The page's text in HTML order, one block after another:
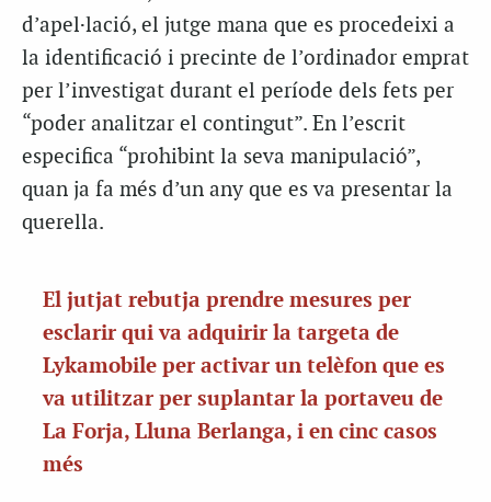
d’apel·lació, el jutge mana que es procedeixi a
la identificació i precinte de l’ordinador emprat
per l’investigat durant el període dels fets per
“poder analitzar el contingut”. En l’escrit
especifica “prohibint la seva manipulació”,
quan ja fa més d’un any que es va presentar la
querella.
El jutjat rebutja prendre mesures per
esclarir qui va adquirir la targeta de
Lykamobile per activar un telèfon que es
va utilitzar per suplantar la portaveu de
La Forja, Lluna Berlanga, i en cinc casos
més